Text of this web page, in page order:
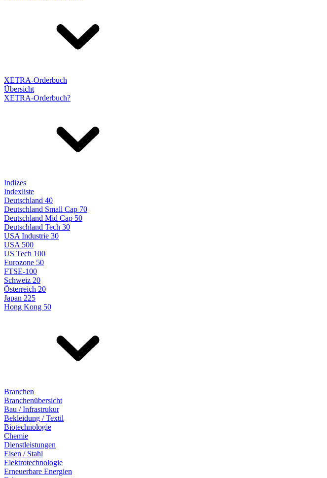
XETRA-Orderbuch
Übersicht
XETRA-Orderbuch?
Indizes
Indexliste
Deutschland 40
Deutschland Small Cap 70
Deutschland Mid Cap 50
Deutschland Tech 30
USA Industrie 30
USA 500
US Tech 100
Eurozone 50
FTSE-100
Schweiz 20
Österreich 20
Japan 225
Hong Kong 50
Branchen
Branchenübersicht
Bau / Infrastrukur
Bekleidung / Textil
Biotechnologie
Chemie
Dienstleistungen
Eisen / Stahl
Elektrotechnologie
Erneuerbare Energien